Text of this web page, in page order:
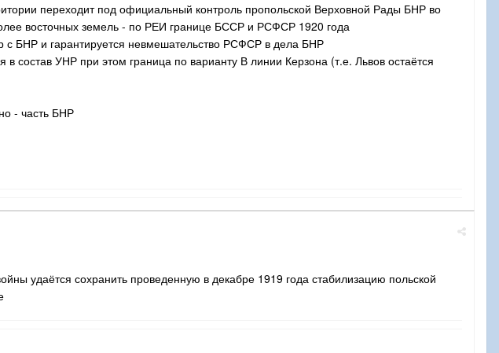
переходит под официальный контроль пропольской Верховной Рады БНР во
восточных земель - по РЕИ границе БССР и РСФСР 1920 года
с БНР и гарантируется невмешательство РСФСР в дела БНР
состав УНР при этом граница по варианту В линии Керзона (т.е. Львов остаётся
- часть БНР
удаётся сохранить проведенную в декабре 1919 года стабилизацию польской